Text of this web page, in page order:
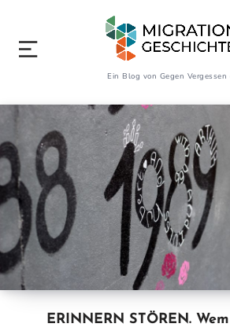
Ein Blog von Gegen Vergessen
ERINNERN STÖREN.